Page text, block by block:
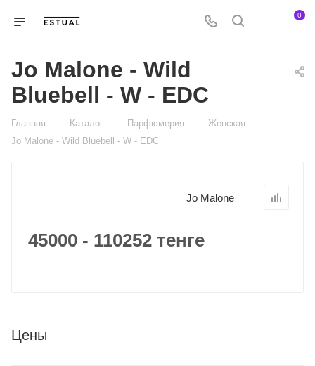
0
Jo Malone - Wild
Bluebell - W - EDC
Главная — Каталог — Парфюмерия — Женская —
Jo Malone - Wild Bluebell - W - EDC
Jo Malone
45000 - 110252 тенге
Цены